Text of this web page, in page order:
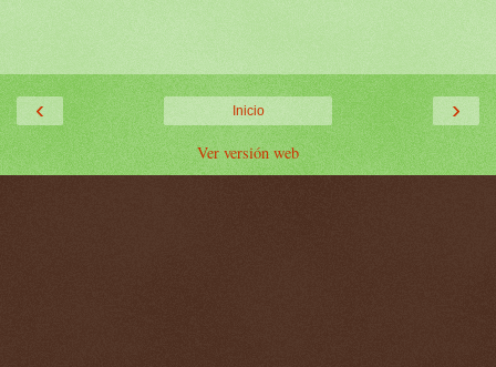
‹ ›
Inicio
Ver versión web